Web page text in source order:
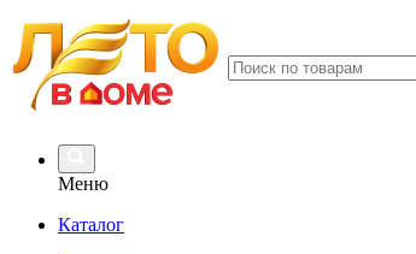
Меню
Каталог